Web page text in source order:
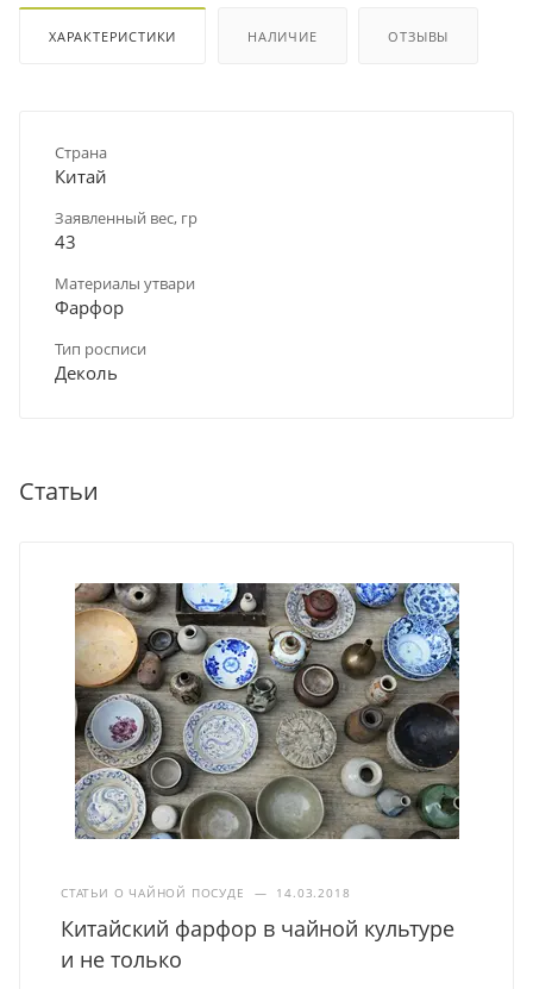
ХАРАКТЕРИСТИКИ НАЛИЧИЕ ОТЗЫВЫ
Страна
Китай
Заявленный вес, гр
43
Материалы утвари
Фарфор
Тип росписи
Деколь
Статьи
СТАТЬИ О ЧАЙНОЙ ПОСУДЕ — 14.03.2018
Китайский фарфор в чайной культуре
и не только